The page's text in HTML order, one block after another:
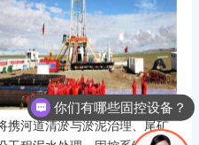
河道清淤与淤泥治理、尾矿
你们有哪些固控设备？